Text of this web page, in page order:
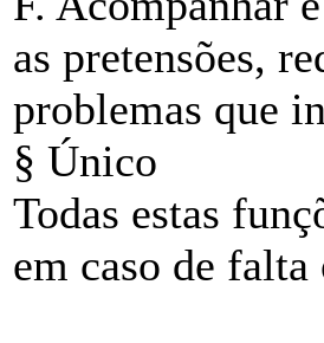
as pretensões,
problemas que
§ Único
Todas estas
em caso de